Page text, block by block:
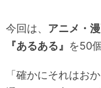
今回は、 アニメ・
『あるある』 を50
「確かにそれはお